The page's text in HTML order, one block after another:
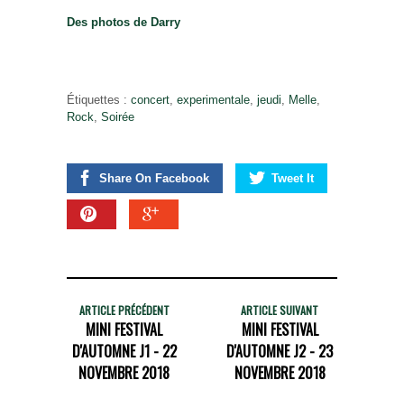
Des photos de Darry
Étiquettes : concert experimentale jeudi Melle
Rock Soirée
Share On Facebook Tweet It
ARTICLE PRÉCÉDENT
MINI FESTIVAL
D'AUTOMNE J1 - 22
NOVEMBRE 2018
ARTICLE SUIVANT
MINI FESTIVAL
D'AUTOMNE J2 - 23
NOVEMBRE 2018